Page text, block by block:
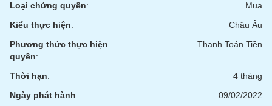
Loại chứng quyền:
Mua
Kiểu thực hiện:
Châu Âu
Phương thức thực hiện
quyền:
Thanh Toán Tiền
Thời hạn:
4 tháng
Ngày phát hành:
09/02/2022
BẤT
ĐỘNG
SẢN
chứng